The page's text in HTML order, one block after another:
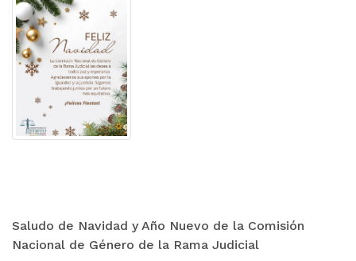
Saludo de Navidad y Año Nuevo de la Comisión
Nacional de Género de la Rama Judicial